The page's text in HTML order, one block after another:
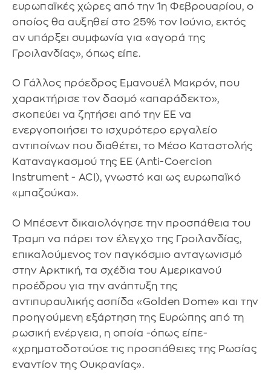
ευρωπαϊκές χώρες από την 1η Φεβρουαρίου, ο
οποίος θα αυξηθεί στο 25% τον Ιούνιο, εκτός
αν υπάρξει συμφωνία για «αγορά της
Γροιλανδίας», όπως είπε.
Ο Γάλλος πρόεδρος Εμανουέλ Μακρόν, που
χαρακτήρισε τον δασμό «απαράδεκτο»,
σκοπεύει να ζητήσει από την ΕΕ να
ενεργοποιήσει το ισχυρότερο εργαλείο
αντιποίνων που διαθέτει, το Μέσο Καταστολής
Καταναγκασμού της ΕΕ (Anti-Coercion
Instrument - ACI), γνωστό και ως ευρωπαϊκό
«μπαζούκα».
Ο Μπέσεντ δικαιολόγησε την προσπάθεια του
Τραμπ να πάρει τον έλεγχο της Γροιλανδίας,
επικαλούμενος τον παγκόσμιο ανταγωνισμό
στην Αρκτική, τα σχέδια του Αμερικανού
προέδρου για την ανάπτυξη της
αντιπυραυλικής ασπίδα «Golden Dome» και την
προηγούμενη εξάρτηση της Ευρώπης από τη
ρωσική ενέργεια, η οποία -όπως είπε-
«χρηματοδοτούσε τις προσπάθειες της Ρωσίας
εναντίον της Ουκρανίας».